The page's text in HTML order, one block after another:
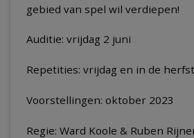
gebied van spel wil verdiepen!
Auditie: vrijdag 2 juni
Repetities: vrijdag en in de
Voorstellingen: oktober 2023
Regie: Ward Koole & Ruben